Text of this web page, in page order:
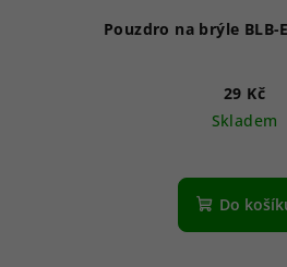
Pouzdro na brýle BLB-
29 Kč
Skladem
Do